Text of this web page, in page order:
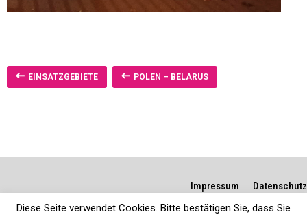
EINSATZGEBIETE POLEN – BELARUS
Impressum
Datenschutz
Diese Seite verwendet Cookies. Bitte bestätigen Sie, dass Sie